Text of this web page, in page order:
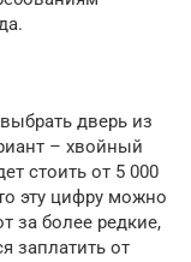
дверь из
– хвойный
стоить от 5 000
эту цифру можно
за более редкие,
заплатить от